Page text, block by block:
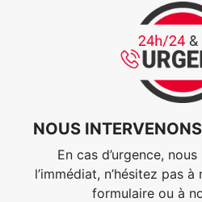
NOUS
En cas d’urgence,
l’immédiat, n’hésitez pas
formulaire ou à